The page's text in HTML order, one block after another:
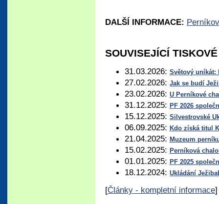
DALŠÍ INFORMACE:
SOUVISEJÍCÍ
31.03.2026: Světový uníkát:
27.02.2026: Jak se budí
23.02.2026: U Perníkové
31.12.2025: PF 2026
15.12.2025: Silvestrovské
06.09.2025: Kdo získá titul
21.04.2025: Muzeum
15.02.2025: Perníková
01.01.2025: PF 2025
18.12.2024: Ukládání
[Články - kompletní informace]